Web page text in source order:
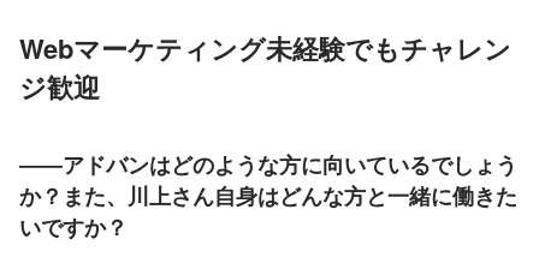
Webマーケティング未経験でもチャレン
ジ歓迎
――アドバンはどのような方に向いているでしょう
か？また、川上さん自身はどんな方と一緒に働きた
いですか？